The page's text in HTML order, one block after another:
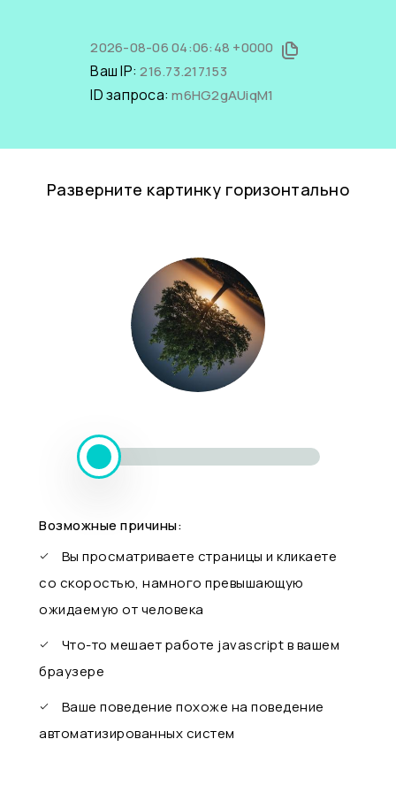
2026-08-06 04:06:48 +0000
Ваш IP:216.73.217.153
ID запроса:m6HG2gAUiqM1
Разверните картинку горизонтально
Возможные причины:
Вы просматриваете страницы и кликаете
со скоростью, намного превышающую
ожидаемую от человека
Что-то мешает работе javascript в вашем
браузере
Ваше поведение похоже на поведение
автоматизированных систем